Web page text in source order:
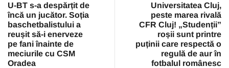
U-BT s-a despărțit de
încă un jucător. Soția
baschetbalistului a
reușit să-i enerveze
pe fani înainte de
meciurile cu CSM
Oradea
Universitatea Cluj,
peste marea rivală
CFR Cluj! „Studenții”
roșii sunt printre
puținii care respectă o
regulă de aur în
fotbalul românesc